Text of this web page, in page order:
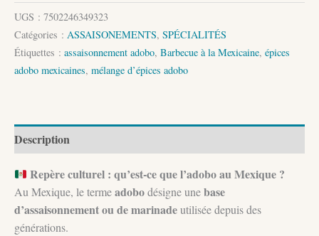
Adobo
g
UGS : 7502246349323
Catégories : ASSAISONEMENTS, SPÉCIALITÉS
Étiquettes : assaisonnement adobo, Barbecue à la Mexicaine, épices
adobo mexicaines, mélange d’épices adobo
Description
Repère culturel : qu’est-ce que l’adobo au Mexique ?
Au Mexique, le termeadobodésigne unebase
d’assaisonnement ou de marinadeutilisée depuis des
générations.